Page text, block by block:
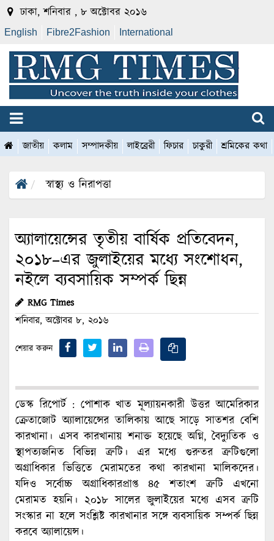
ঢাকা, শনিবার , ৮ অক্টোবর ২০১৬
English Fibre2Fashion International
জাতীয় কলাম সম্পাদকীয় লাইব্রেরী ফিচার চাকুরী শ্রমিকের কথা
স্বাস্থ্য ও নিরাপত্তা
অ্যালায়েন্সের তৃতীয় বার্ষিক প্রতিবেদন,
২০১৮–এর জুলাইয়ের মধ্যে সংশোধন,
নইলে ব্যবসায়িক সম্পর্ক ছিন্ন
RMG Times
শনিবার, অক্টোবর ৮, ২০১৬
শেয়ার করুন
ডেস্ক রিপোর্ট : পোশাক খাত মূল্যায়নকারী উত্তর আমেরিকার
ক্রেতাজোট অ্যালায়েন্সের তালিকায় আছে সাড়ে সাতশর বেশি
কারখানা। এসব কারখানায় শনাক্ত হয়েছে অগ্নি, বৈদ্যুতিক ও
স্থাপত্যজনিত বিভিন্ন ত্রুটি। এর মধ্যে গুরুতর ত্রুটিগুলো
অগ্রাধিকার ভিত্তিতে মেরামতের কথা কারখানা মালিকদের।
যদিও সর্বোচ্চ অগ্রাধিকারপ্রাপ্ত ৪৫ শতাংশ ত্রুটি এখনো
মেরামত হয়নি। ২০১৮ সালের জুলাইয়ের মধ্যে এসব ত্রুটি
সংস্কার না হলে সংশ্লিষ্ট কারখানার সঙ্গে ব্যবসায়িক সম্পর্ক ছিন্ন
করবে অ্যালায়েন্স।